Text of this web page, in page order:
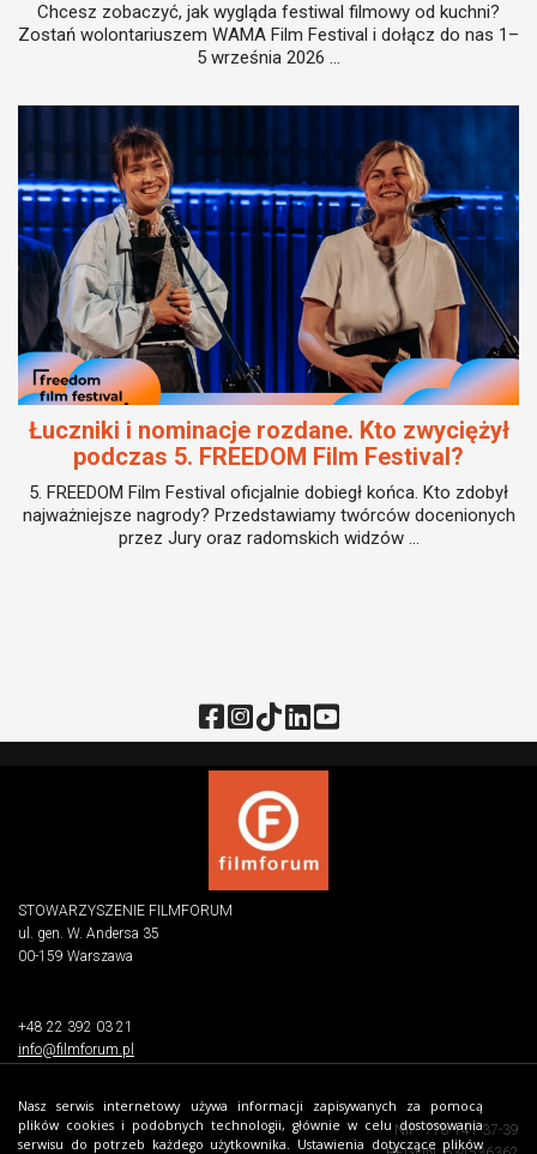
Nasz serwis internetowy używa informacji zapisywanych za pomocą
plików cookies i podobnych technologii, głównie w celu dostosowania
serwisu do potrzeb każdego użytkownika. Ustawienia dotyczące plików
Chcesz zobaczyć, jak wygląda festiwal filmowy od kuchni?
Zostań wolontariuszem WAMA Film Festival i dołącz do nas 1–
5 września 2026 ...
Łuczniki i nominacje rozdane. Kto zwyciężył
podczas 5. FREEDOM Film Festival?
5. FREEDOM Film Festival oficjalnie dobiegł końca. Kto zdobył
najważniejsze nagrody? Przedstawiamy twórców docenionych
przez Jury oraz radomskich widzów ...
STOWARZYSZENIE FILMFORUM
ul. gen. W. Andersa 35
00-159 Warszawa
+48 22 392 03 21
info@filmforum.pl
NIP: 778-141-37-39